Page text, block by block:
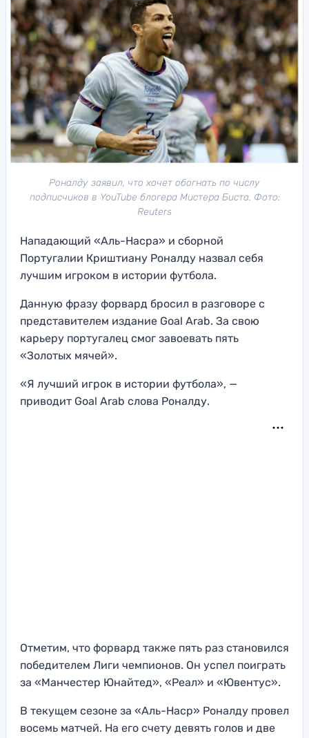
Роналду заявил, что хочет обогнать по числу
подписчиков в YouTube блогера Мистера Биста. Фото:
Reuters
Нападающий «Аль-Насра» и сборной
Португалии Криштиану Роналду назвал себя
лучшим игроком в истории футбола.
Данную фразу форвард бросил в разговоре с
представителем издание Goal Arab. За свою
карьеру португалец смог завоевать пять
«Золотых мячей».
«Я лучший игрок в истории футбола», —
приводит Goal Arab слова Роналду.
Отметим, что форвард также пять раз становился
победителем Лиги чемпионов. Он успел поиграть
за «Манчестер Юнайтед», «Реал» и «Ювентус».
В текущем сезоне за «Аль-Наср» Роналду провел
восемь матчей. На его счету девять голов и две